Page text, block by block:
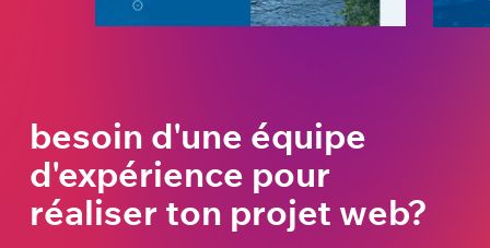
besoin d'une équipe
d'expérience pour
réaliser ton projet web?